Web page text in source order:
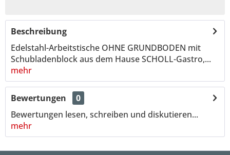
Beschreibung
Edelstahl-Arbeitstische OHNE GRUNDBODEN mit
Schubladenblock aus dem Hause SCHOLL-Gastro,...
mehr
Bewertungen
0
Bewertungen lesen, schreiben und diskutieren...
mehr